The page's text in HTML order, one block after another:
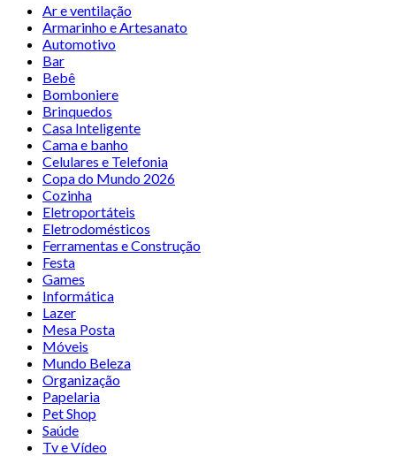
Ar e ventilação
Armarinho e Artesanato
Automotivo
Bar
Bebê
Bomboniere
Brinquedos
Casa Inteligente
Cama e banho
Celulares e Telefonia
Copa do Mundo 2026
Cozinha
Eletroportáteis
Eletrodomésticos
Ferramentas e Construção
Festa
Games
Informática
Lazer
Mesa Posta
Móveis
Mundo Beleza
Organização
Papelaria
Pet Shop
Saúde
Tv e Vídeo